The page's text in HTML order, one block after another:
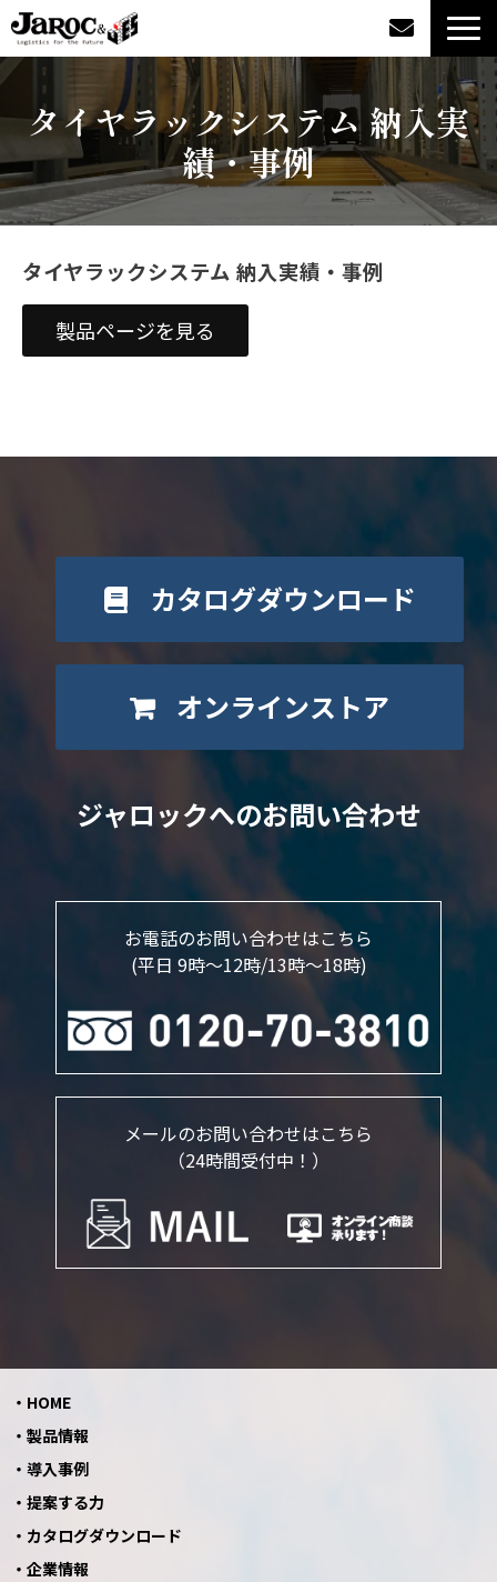
製品情報
企業情報
カタログダウンロード
ジャロックコラム
タイヤラックシステム 納入実
績・事例
タイヤラックシステム 納入実績・事例
製品ページを見る
カタログダウンロード
オンラインストア
ジャロックへのお問い合わせ
お電話のお問い合わせはこちら
(平日 9時～12時/13時〜18時)
メールのお問い合わせはこちら
（24時間受付中！）
HOME
製品情報
導入事例
提案する力
カタログダウンロード
企業情報